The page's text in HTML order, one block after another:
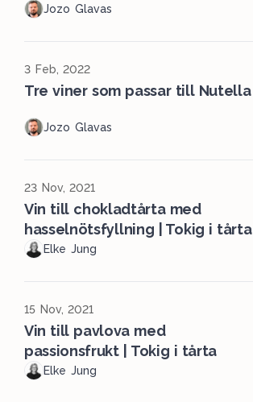
Jozo Glavas
3 Feb, 2022
Tre viner som passar till Nutella
Jozo Glavas
23 Nov, 2021
Vin till chokladtårta med
hasselnötsfyllning | Tokig i tårta
Elke Jung
15 Nov, 2021
Vin till pavlova med
passionsfrukt | Tokig i tårta
Elke Jung